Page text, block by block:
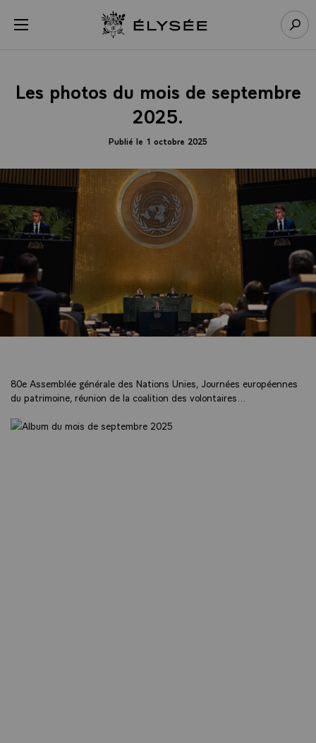
menu Retour à l’accueil Élysée
Les photos du mois de septembre
2025.
Publié le 1 octobre 2025
80e Assemblée générale des Nations Unies, Journées européennes
du patrimoine, réunion de la coalition des volontaires...
Panneau de gestion des cookies